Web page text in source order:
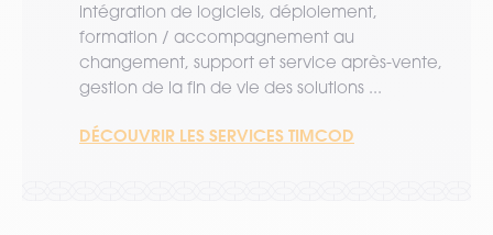
intégration de logiciels, déploiement,
formation / accompagnement au
changement, support et service après-vente,
gestion de la fin de vie des solutions ...
DÉCOUVRIR LES SERVICES TIMCOD